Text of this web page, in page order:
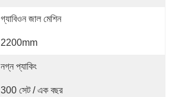
গ্যাবিওন জাল মেশিন
2200mm
নগ্ন প্যাকিং
300 সেট / এক বছর